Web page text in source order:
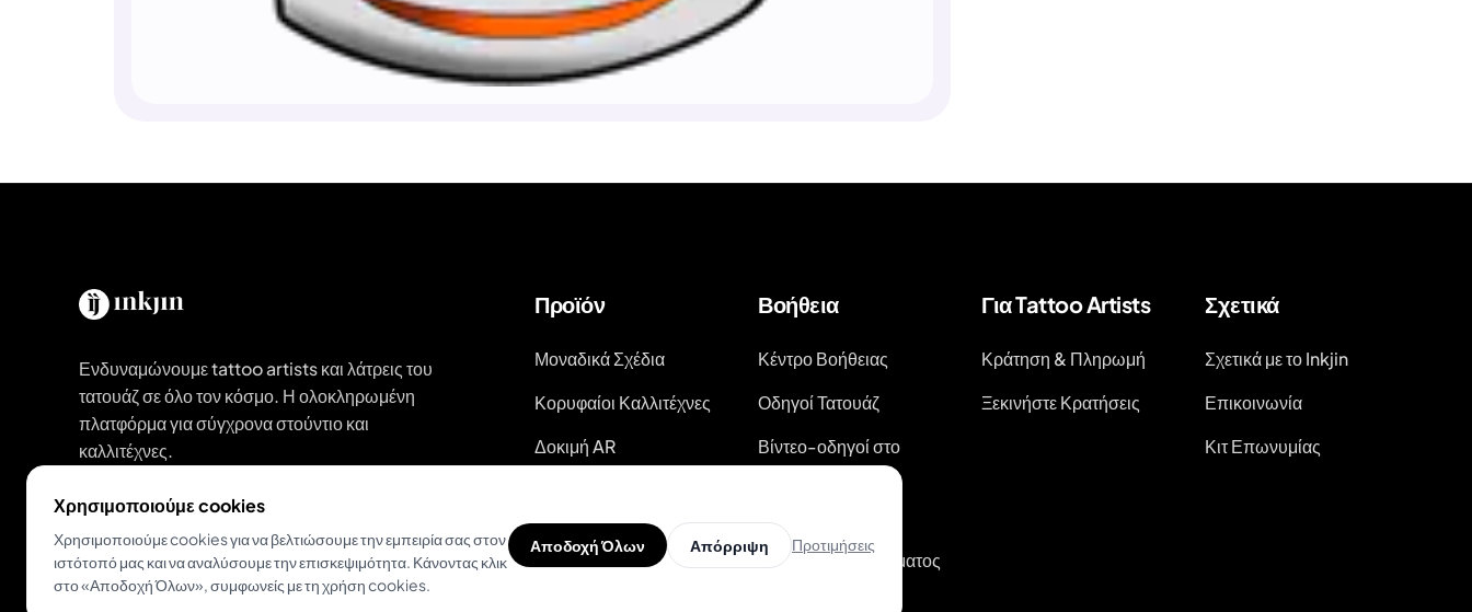
Ενδυναμώνουμε tattoo artists και λάτρεις του
τατουάζ σε όλο τον κόσμο. Η ολοκληρωμένη
πλατφόρμα για σύγχρονα στούντιο και
καλλιτέχνες.
Κατέβασε το Inkjin
Προϊόν
Μοναδικά Σχέδια
Κορυφαίοι Καλλιτέχνες
Δοκιμή AR
Αναζήτηση Σχεδίων
Τατουάζ
Βοήθεια
Κέντρο Βοήθειας
Οδηγοί Τατουάζ
Βίντεο-οδηγοί στο
Youtube
Κατάσταση Συστήματος
Για Tattoo Artists
Κράτηση & Πληρωμή
Ξεκινήστε Κρατήσεις
Σχετικά
Σχετικά με το Inkjin
Επικοινωνία
Κιτ Επωνυμίας
Χρησιμοποιούμε cookies
Χρησιμοποιούμε cookies για να βελτιώσουμε την εμπειρία σας στον
ιστότοπό μας και να αναλύσουμε την επισκεψιμότητα. Κάνοντας κλικ
στο «Αποδοχή Όλων», συμφωνείς με τη χρήση cookies.
Αποδοχή Όλων Απόρριψη Προτιμήσεις